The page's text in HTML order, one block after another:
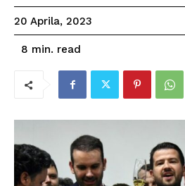
20 Aprila, 2023
8 min. read